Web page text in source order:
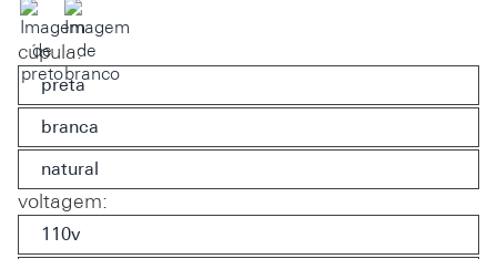
cúpula:
preta
branca
natural
voltagem:
110v